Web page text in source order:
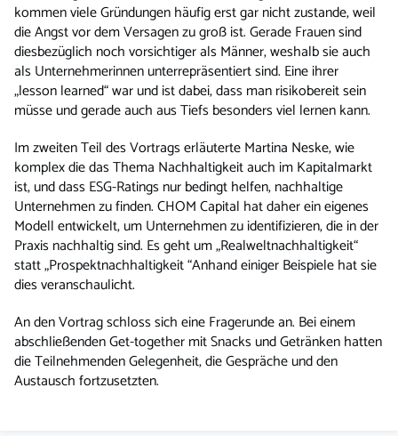
kommen viele Gründungen häufig erst gar nicht zustande, weil
die Angst vor dem Versagen zu groß ist. Gerade Frauen sind
diesbezüglich noch vorsichtiger als Männer, weshalb sie auch
als Unternehmerinnen unterrepräsentiert sind. Eine ihrer
„lesson learned“ war und ist dabei, dass man risikobereit sein
müsse und gerade auch aus Tiefs besonders viel lernen kann.
Im zweiten Teil des Vortrags erläuterte Martina Neske, wie
komplex die das Thema Nachhaltigkeit auch im Kapitalmarkt
ist, und dass ESG-Ratings nur bedingt helfen, nachhaltige
Unternehmen zu finden. CHOM Capital hat daher ein eigenes
Modell entwickelt, um Unternehmen zu identifizieren, die in der
Praxis nachhaltig sind. Es geht um „Realweltnachhaltigkeit“
statt „Prospektnachhaltigkeit “Anhand einiger Beispiele hat sie
dies veranschaulicht.
An den Vortrag schloss sich eine Fragerunde an. Bei einem
abschließenden Get-together mit Snacks und Getränken hatten
die Teilnehmenden Gelegenheit, die Gespräche und den
Austausch fortzusetzten.